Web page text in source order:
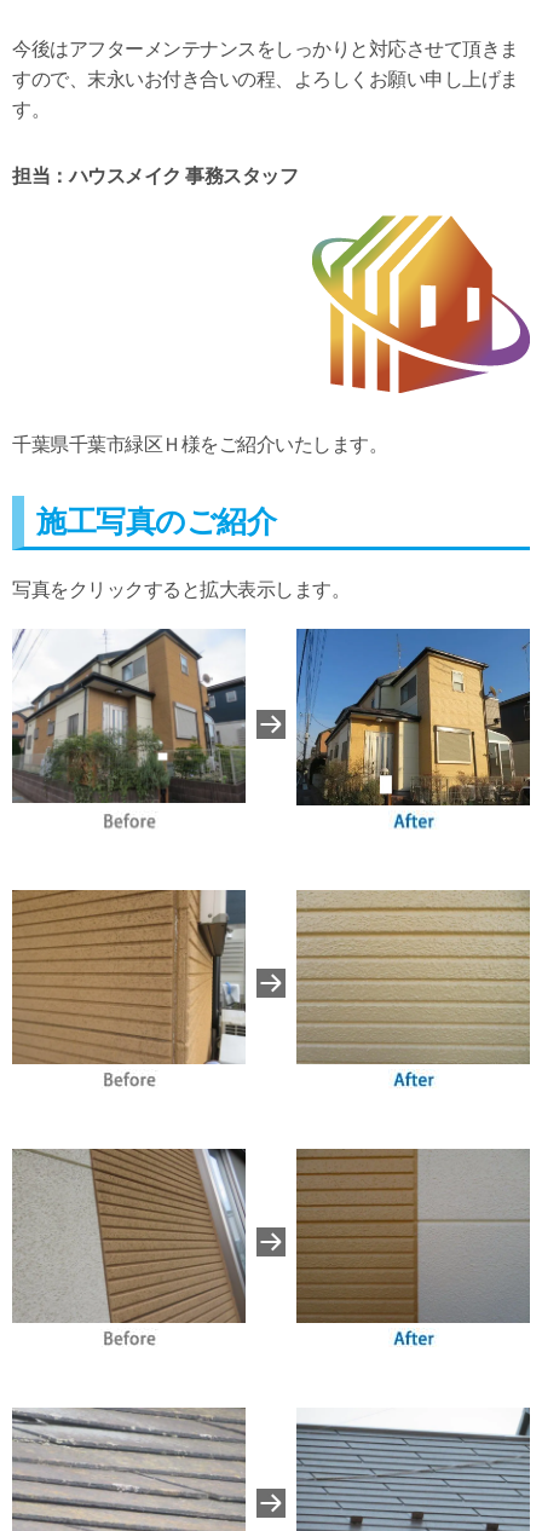
今後はアフターメンテナンスをしっかりと対応させて頂きま
すので、末永いお付き合いの程、よろしくお願い申し上げま
す。
担当：ハウスメイク 事務スタッフ
千葉県千葉市緑区Ｈ様をご紹介いたします。
施工写真のご紹介
写真をクリックすると拡大表示します。